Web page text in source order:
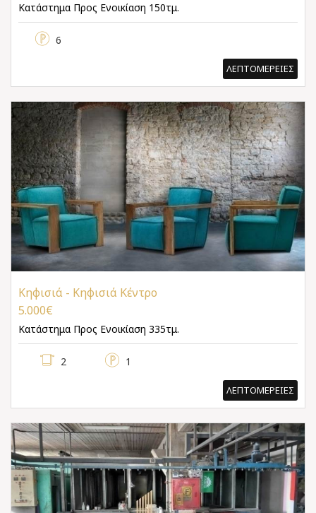
Κατάστημα Προς Ενοικίαση 150τμ.
6
ΛΕΠΤΟΜΕΡΕΙΕΣ
Κηφισιά - Κηφισιά Κέντρο
5.000€
Κατάστημα Προς Ενοικίαση 335τμ.
2 1
ΛΕΠΤΟΜΕΡΕΙΕΣ